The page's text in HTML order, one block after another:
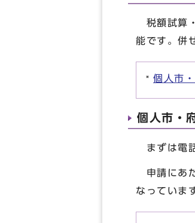
税額試算
能です。併
個人市
個人市・
まずは電
申請にあ
なっていま